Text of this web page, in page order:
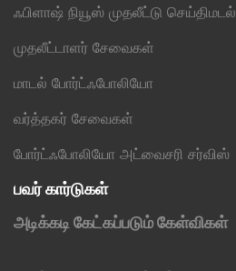
ஃபிளாஷ் நியூஸ் முதலீட்டு செய்திமடல்
முதலீட்டாளர் சேவைகள்
மாடல் போர்ட்ஃபோலியோ
வர்த்தகர் சேவைகள்
போர்ட்ஃபோலியோ அட்வைசரி சர்விஸ்
பவர் கார்டுகள்
அடிக்கடி கேட்கப்படும் கேள்விகள்